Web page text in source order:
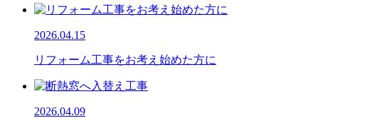
2026.04.15
リフォーム工事をお考え始めた方に
2026.04.09